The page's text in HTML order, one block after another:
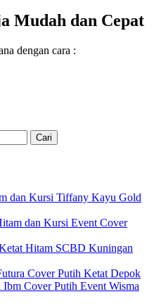
Mudah dan Cepat
dengan cara :
dan Kursi Tiffany Kayu Gold
dan Kursi Event Cover
Hitam SCBD Kuningan
Cover Putih Ketat Depok
Cover Putih Event Wisma